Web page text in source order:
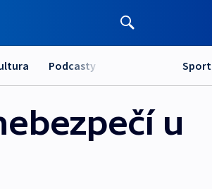
Podcasty Sport
u